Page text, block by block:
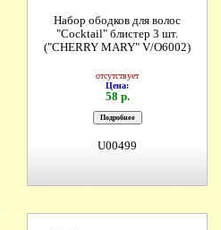
Набор ободков для волос
"Cocktail" блистер 3 шт.
("CHERRY MARY" V/O6002)
отсутствует
Цена:
58 р.
U00499